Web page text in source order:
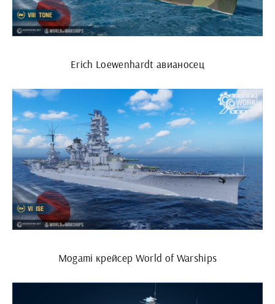
Erich Loewenhardt авианосец
Mogami крейсер World of Warships